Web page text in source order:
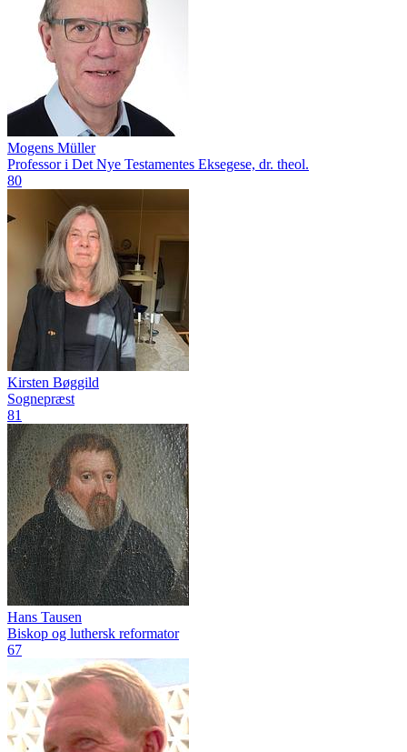
Mogens Müller
Professor i Det Nye Testamentes Eksegese, dr. theol.
80
Kirsten Bøggild
Sognepræst
81
Hans Tausen
Biskop og luthersk reformator
67